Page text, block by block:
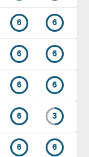
6 6
6 6
6 6
6 3
6 6